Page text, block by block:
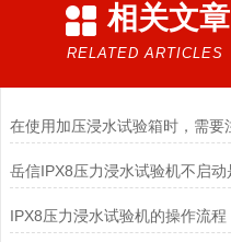
相关文章
RELATED ARTICLES
IPX8压力浸水试验机的操作流程